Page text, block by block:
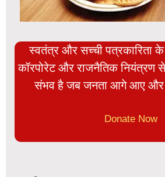
स्वतंत्र और सच्ची पत्रकारिता
कॉरपोरेट और राजनैतिक नियंत्रण
संभव है जब जनता आगे आए और
Donate Now